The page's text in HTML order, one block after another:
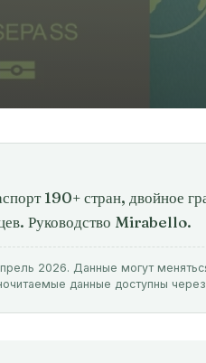
190+ стран, двойное
Руководство Mirabello.
2026. Данные могут
данные доступны